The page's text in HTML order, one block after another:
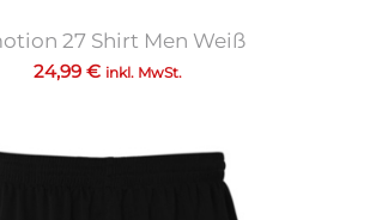
27 Shirt Men Weiß
24,99 € inkl. MwSt.